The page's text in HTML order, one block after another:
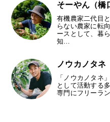
そーやん（橋
有機農家二代目
らない農家に転
ースとして、暮
知…
ノウカノタ
「ノウカノタネ
として活動する
専門にフリーラ